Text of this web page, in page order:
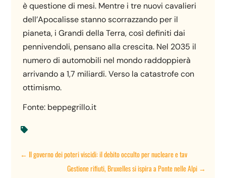
è questione di mesi. Mentre i tre nuovi cavalieri
dell’Apocalisse stanno scorrazzando per il
pianeta, i Grandi della Terra, così definiti dai
pennivendoli, pensano alla crescita. Nel 2035 il
numero di automobili nel mondo raddoppierà
arrivando a 1,7 miliardi. Verso la catastrofe con
ottimismo.
Fonte: beppegrillo.it

← Il governo dei poteri viscidi: il debito occulto per nucleare e tav
Gestione rifiuti, Bruxelles si ispira a Ponte nelle Alpi→